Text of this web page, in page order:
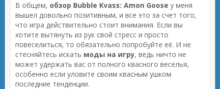
В общем, обзор Bubble Kvass: Amon Goose у меня
вышел довольно позитивным, и все это за счет того,
что игра действительно стоит внимания. Если вы
хотите вытянуть из рук свой стресс и просто
повеселиться, то обязательно попробуйте её. И не
стесняйтесь искать моды на игру, ведь ничто не
может удержать вас от полного квасного веселья,
особенно если уловите своим квасным ушком
последние тенденции.